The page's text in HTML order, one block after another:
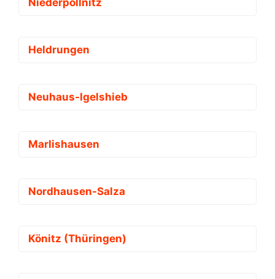
Niederpöllnitz
Heldrungen
Neuhaus-Igelshieb
Marlishausen
Nordhausen-Salza
Könitz (Thüringen)